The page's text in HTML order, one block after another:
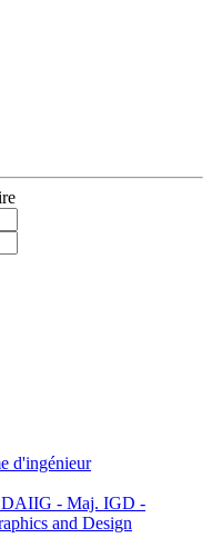
d'ingénieur
- Maj. IGD -
and Design